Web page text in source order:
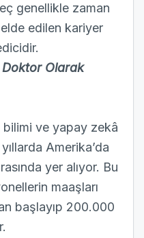
genellikle zaman
elde edilen kariyer
Doktor Olarak
bilimi ve yapay zekâ
Amerika’da
yer alıyor. Bu
maaşları
başlayıp 200.000